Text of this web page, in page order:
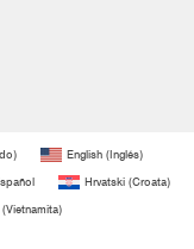
) English(Inglés)
Hrvatski(Croata)
(Vietnamita)